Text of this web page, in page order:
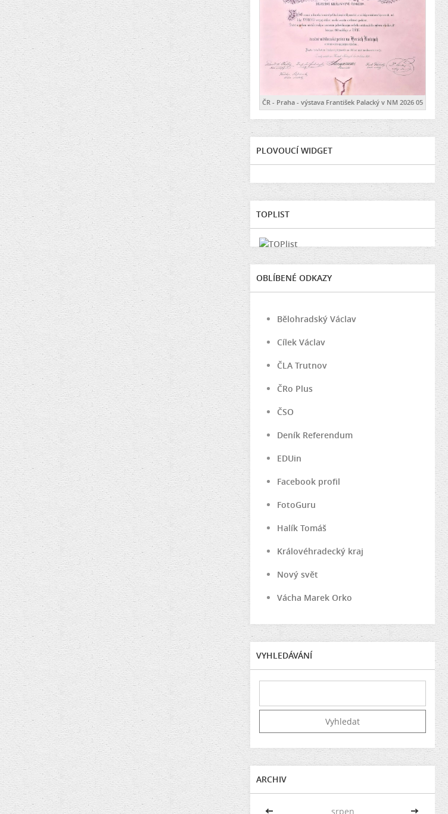
ČR - Praha - výstava František Palacký v NM 2026 05
PLOVOUCÍ WIDGET
TOPLIST
OBLÍBENÉ ODKAZY
Bělohradský Václav
Cílek Václav
ČLA Trutnov
ČRo Plus
ČSO
Deník Referendum
EDUin
Facebook profil
FotoGuru
Halík Tomáš
Královéhradecký kraj
Nový svět
Vácha Marek Orko
VYHLEDÁVÁNÍ
ARCHIV
<< srpen >>